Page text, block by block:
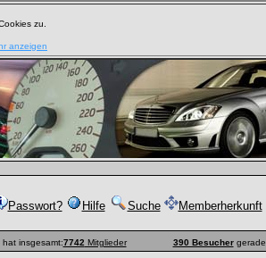
zu.
anzeigen
Passwort? Hilfe Suche Memberherkunft
hat insgesamt:7742 Mitglieder 390 Besuchergerade